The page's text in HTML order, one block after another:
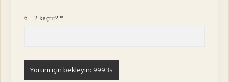
6 + 2 kaçtır?*